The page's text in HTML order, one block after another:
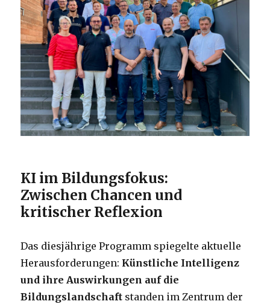
KI im Bildungsfokus:
Zwischen Chancen und
kritischer Reflexion
Das diesjährige Programm spiegelte aktuelle
Herausforderungen: Künstliche Intelligenz
und ihre Auswirkungen auf die
Bildungslandschaft standen im Zentrum der